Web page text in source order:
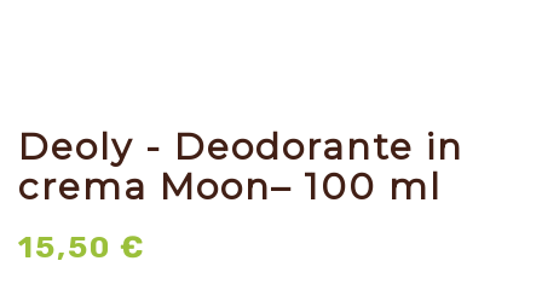
Deoly - Deodorante in
crema Moon– 100 ml
15,50 €